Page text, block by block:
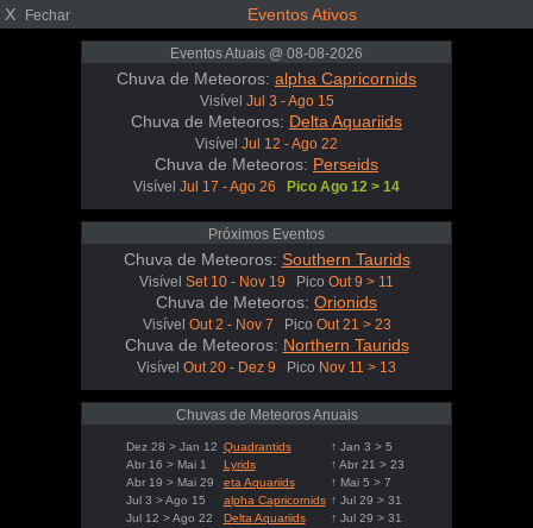
X Fechar Eventos Ativos
Eventos Atuais @ 08-08-2026
Chuva de Meteoros: alpha Capricornids
Visível Jul 3 - Ago 15
Chuva de Meteoros: Delta Aquariids
Visível Jul 12 - Ago 22
Chuva de Meteoros: Perseids
Visível Jul 17 - Ago 26 Pico Ago 12 > 14
Próximos Eventos
Chuva de Meteoros: Southern Taurids
Visível Set 10 - Nov 19 Pico Out 9 > 11
Chuva de Meteoros: Orionids
Visível Out 2 - Nov 7 Pico Out 21 > 23
Chuva de Meteoros: Northern Taurids
Visível Out 20 - Dez 9 Pico Nov 11 > 13
Chuvas de Meteoros Anuais
Dez 28 > Jan 12 Quadrantids
↑ Jan 3 > 5
Abr 16 > Mai 1
Lyrids
↑ Abr 21 > 23
Abr 19 > Mai 29
eta Aquariids
↑ Mai 5 > 7
Jul 3 > Ago 15
alpha Capricornids ↑ Jul 29 > 31
Jul 12 > Ago 22
Delta Aquariids
↑ Jul 29 > 31